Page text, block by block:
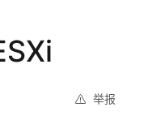
举报